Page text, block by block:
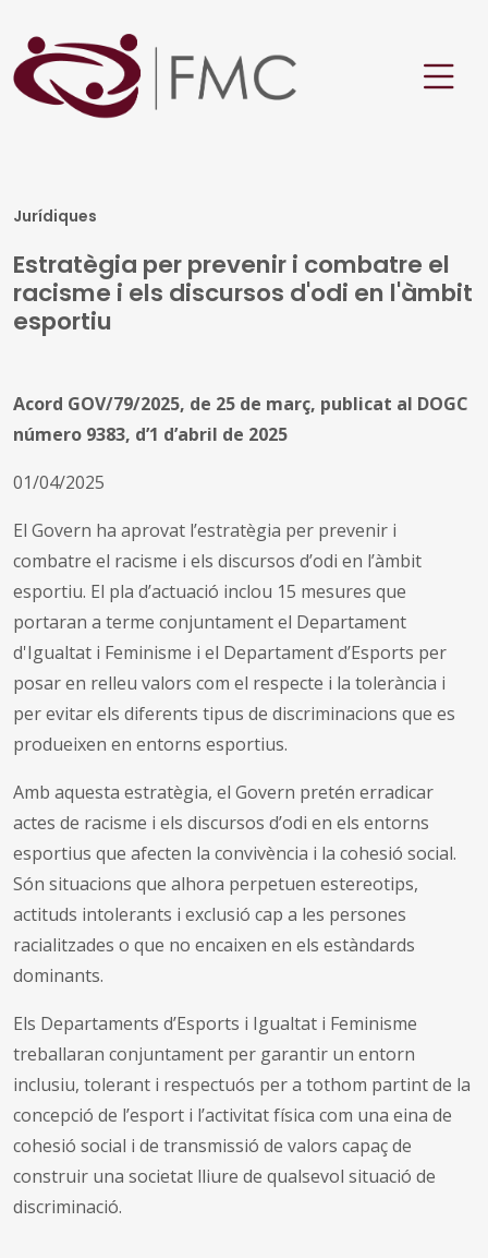
Jurídiques
Estratègia per prevenir i combatre el
racisme i els discursos d'odi en l'àmbit
esportiu
Acord GOV/79/2025, de 25 de març, publicat al DOGC
número 9383, d’1 d’abril de 2025
01/04/2025
El Govern ha aprovat l’estratègia per prevenir i
combatre el racisme i els discursos d’odi en l’àmbit
esportiu. El pla d’actuació inclou 15 mesures que
portaran a terme conjuntament el Departament
d'Igualtat i Feminisme i el Departament d’Esports per
posar en relleu valors com el respecte i la tolerància i
per evitar els diferents tipus de discriminacions que es
produeixen en entorns esportius.
Amb aquesta estratègia, el Govern pretén erradicar
actes de racisme i els discursos d’odi en els entorns
esportius que afecten la convivència i la cohesió social.
Són situacions que alhora perpetuen estereotips,
actituds intolerants i exclusió cap a les persones
racialitzades o que no encaixen en els estàndards
dominants.
Els Departaments d’Esports i Igualtat i Feminisme
treballaran conjuntament per garantir un entorn
inclusiu, tolerant i respectuós per a tothom partint de la
concepció de l’esport i l’activitat física com una eina de
cohesió social i de transmissió de valors capaç de
construir una societat lliure de qualsevol situació de
discriminació.